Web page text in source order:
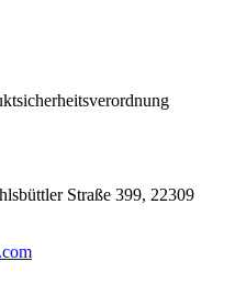
Straße 399, 22309